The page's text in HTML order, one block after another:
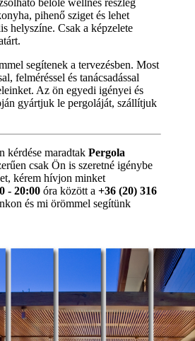
pihenő sziget és lehet
helyszíne. Csak a képzelete
segítenek a tervezésben. Most
felméréssel és tanácsadással
Az ön egyedi igényei és
gyártjuk le pergoláját, szállítjuk
kérdése maradtak Pergola
csak Ön is szeretné igénybe
kérem hívjon minket
- 20:00 óra között a +36 (20) 316
és mi örömmel segítünk